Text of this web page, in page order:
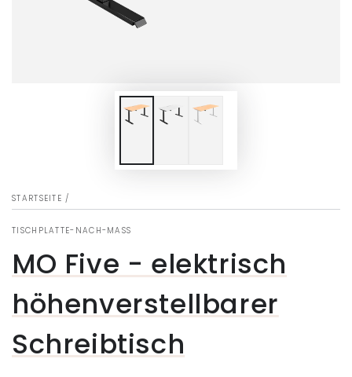
STARTSEITE /
TISCHPLATTE-NACH-MASS
MO Five - elektrisch
höhenverstellbarer
Schreibtisch